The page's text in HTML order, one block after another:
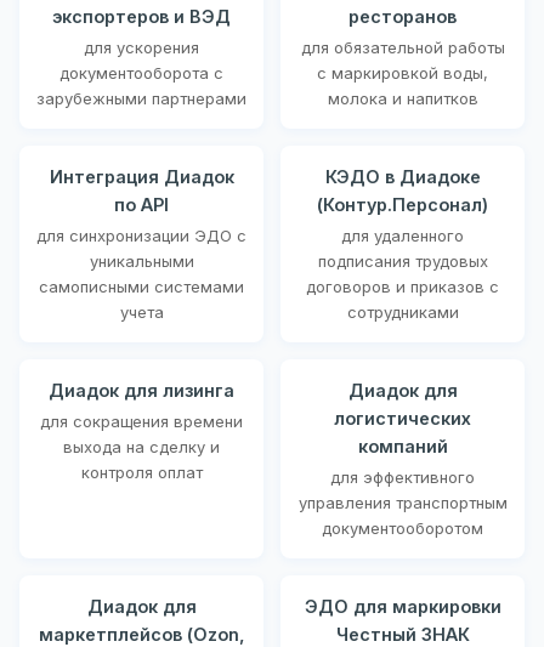
экспортеров и ВЭД
для ускорения
документооборота с
зарубежными партнерами
ресторанов
для обязательной работы
с маркировкой воды,
молока и напитков
Интеграция Диадок
по API
для синхронизации ЭДО с
уникальными
самописными системами
учета
КЭДО в Диадоке
(Контур.Персонал)
для удаленного
подписания трудовых
договоров и приказов с
сотрудниками
Диадок для лизинга
для сокращения времени
выхода на сделку и
контроля оплат
Диадок для
логистических
компаний
для эффективного
управления транспортным
документооборотом
Диадок для
маркетплейсов (Ozon,
ЭДО для маркировки
Честный ЗНАК